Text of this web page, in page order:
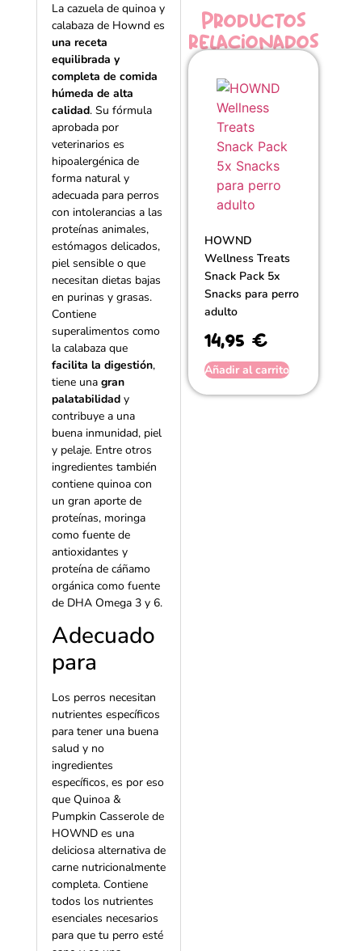
La cazuela de quinoa y
calabaza de Hownd es
una receta
equilibrada y
completa de comida
húmeda de alta
calidad. Su fórmula
aprobada por
veterinarios es
hipoalergénica de
forma natural y
adecuada para perros
con intolerancias a las
proteínas animales,
estómagos delicados,
piel sensible o que
necesitan dietas bajas
en purinas y grasas.
Contiene
superalimentos como
la calabaza que
facilita la digestión,
tiene una gran
palatabilidady
contribuye a una
buena inmunidad, piel
y pelaje. Entre otros
ingredientes también
contiene quinoa con
un gran aporte de
proteínas, moringa
como fuente de
antioxidantes y
proteína de cáñamo
orgánica como fuente
de DHA Omega 3 y 6.
Adecuado
para
Los perros necesitan
nutrientes específicos
para tener una buena
salud y no
ingredientes
específicos, es por eso
que Quinoa &
Pumpkin Casserole de
HOWND es una
deliciosa alternativa de
carne nutricionalmente
completa. Contiene
todos los nutrientes
esenciales necesarios
para que tu perro esté
Productos
relacionados
HOWND
Wellness Treats
Snack Pack 5x
Snacks para perro
adulto
14,95 €
Añadir al carrito